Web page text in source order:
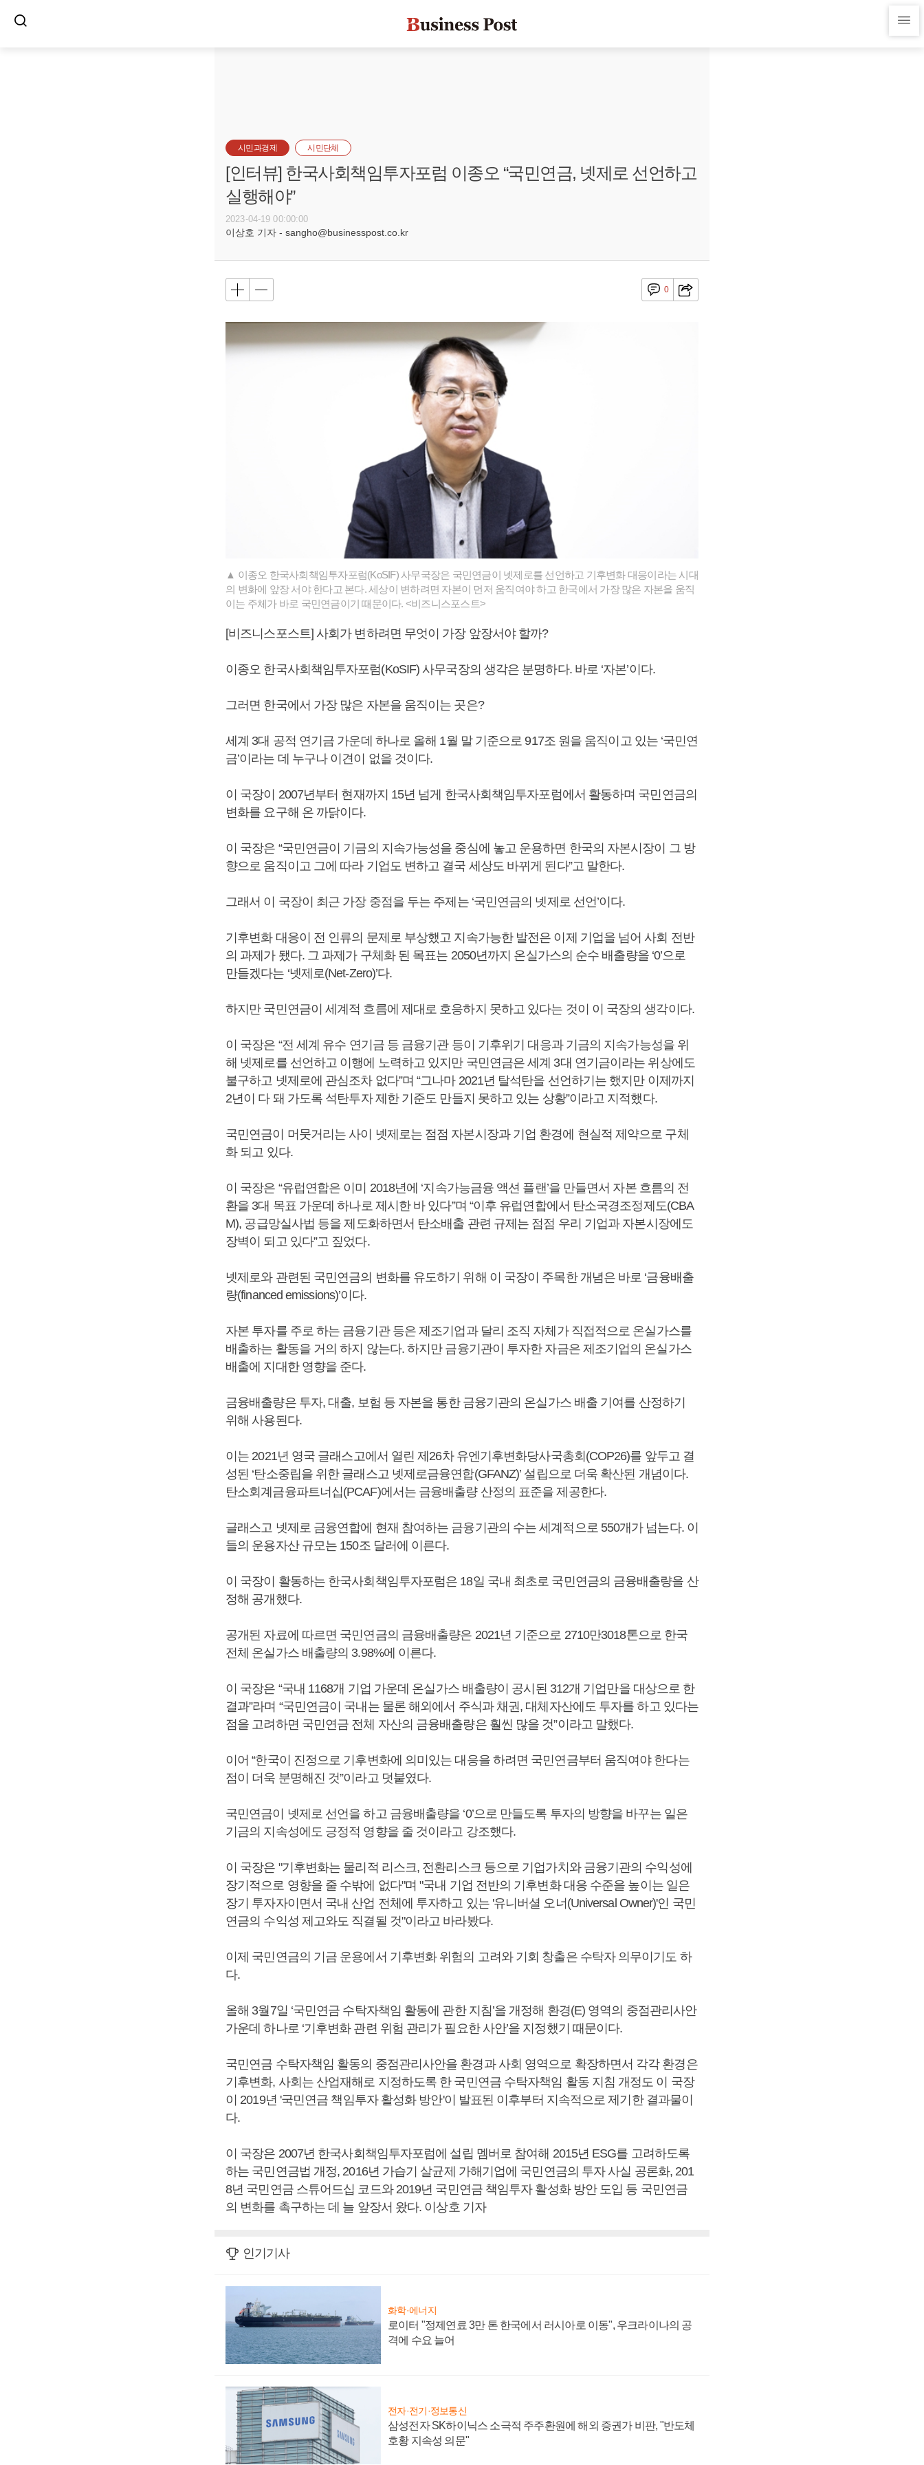
시민과경제 시민단체
[인터뷰] 한국사회책임투자포럼 이종오 “국민연금, 넷제로 선언하고
실행해야”
2023-04-19 00:00:00
이상호 기자 - sangho@businesspost.co.kr
0
▲ 이종오 한국사회책임투자포럼(KoSIF) 사무국장은 국민연금이 넷제로를 선언하고 기후변화 대응이라는 시대
의 변화에 앞장 서야 한다고 본다. 세상이 변하려면 자본이 먼저 움직여야 하고 한국에서 가장 많은 자본을 움직
이는 주체가 바로 국민연금이기 때문이다. <비즈니스포스트>
[비즈니스포스트] 사회가 변하려면 무엇이 가장 앞장서야 할까?
이종오 한국사회책임투자포럼(KoSIF) 사무국장의 생각은 분명하다. 바로 ‘자본’이다.
그러면 한국에서 가장 많은 자본을 움직이는 곳은?
세계 3대 공적 연기금 가운데 하나로 올해 1월 말 기준으로 917조 원을 움직이고 있는 ‘국민연
금’이라는 데 누구나 이견이 없을 것이다.
이 국장이 2007년부터 현재까지 15년 넘게 한국사회책임투자포럼에서 활동하며 국민연금의
변화를 요구해 온 까닭이다.
이 국장은 “국민연금이 기금의 지속가능성을 중심에 놓고 운용하면 한국의 자본시장이 그 방
향으로 움직이고 그에 따라 기업도 변하고 결국 세상도 바뀌게 된다”고 말한다.
그래서 이 국장이 최근 가장 중점을 두는 주제는 ‘국민연금의 넷제로 선언’이다.
기후변화 대응이 전 인류의 문제로 부상했고 지속가능한 발전은 이제 기업을 넘어 사회 전반
의 과제가 됐다. 그 과제가 구체화 된 목표는 2050년까지 온실가스의 순수 배출량을 ‘0’으로
만들겠다는 ‘넷제로(Net-Zero)’다.
하지만 국민연금이 세계적 흐름에 제대로 호응하지 못하고 있다는 것이 이 국장의 생각이다.
이 국장은 “전 세계 유수 연기금 등 금융기관 등이 기후위기 대응과 기금의 지속가능성을 위
해 넷제로를 선언하고 이행에 노력하고 있지만 국민연금은 세계 3대 연기금이라는 위상에도
불구하고 넷제로에 관심조차 없다”며 “그나마 2021년 탈석탄을 선언하기는 했지만 이제까지
2년이 다 돼 가도록 석탄투자 제한 기준도 만들지 못하고 있는 상황”이라고 지적했다.
국민연금이 머뭇거리는 사이 넷제로는 점점 자본시장과 기업 환경에 현실적 제약으로 구체
화 되고 있다.
이 국장은 “유럽연합은 이미 2018년에 ‘지속가능금융 액션 플랜’을 만들면서 자본 흐름의 전
환을 3대 목표 가운데 하나로 제시한 바 있다”며 “이후 유럽연합에서 탄소국경조정제도(CBA
M), 공급망실사법 등을 제도화하면서 탄소배출 관련 규제는 점점 우리 기업과 자본시장에도
장벽이 되고 있다”고 짚었다.
넷제로와 관련된 국민연금의 변화를 유도하기 위해 이 국장이 주목한 개념은 바로 ‘금융배출
량(financed emissions)’이다.
자본 투자를 주로 하는 금융기관 등은 제조기업과 달리 조직 자체가 직접적으로 온실가스를
배출하는 활동을 거의 하지 않는다. 하지만 금융기관이 투자한 자금은 제조기업의 온실가스
배출에 지대한 영향을 준다.
금융배출량은 투자, 대출, 보험 등 자본을 통한 금융기관의 온실가스 배출 기여를 산정하기
위해 사용된다.
이는 2021년 영국 글래스고에서 열린 제26차 유엔기후변화당사국총회(COP26)를 앞두고 결
성된 ‘탄소중립을 위한 글래스고 넷제로금융연합(GFANZ)’ 설립으로 더욱 확산된 개념이다.
탄소회계금융파트너십(PCAF)에서는 금융배출량 산정의 표준을 제공한다.
글래스고 넷제로 금융연합에 현재 참여하는 금융기관의 수는 세계적으로 550개가 넘는다. 이
들의 운용자산 규모는 150조 달러에 이른다.
이 국장이 활동하는 한국사회책임투자포럼은 18일 국내 최초로 국민연금의 금융배출량을 산
정해 공개했다.
공개된 자료에 따르면 국민연금의 금융배출량은 2021년 기준으로 2710만3018톤으로 한국
전체 온실가스 배출량의 3.98%에 이른다.
이 국장은 “국내 1168개 기업 가운데 온실가스 배출량이 공시된 312개 기업만을 대상으로 한
결과”라며 “국민연금이 국내는 물론 해외에서 주식과 채권, 대체자산에도 투자를 하고 있다는
점을 고려하면 국민연금 전체 자산의 금융배출량은 훨씬 많을 것”이라고 말했다.
이어 “한국이 진정으로 기후변화에 의미있는 대응을 하려면 국민연금부터 움직여야 한다는
점이 더욱 분명해진 것”이라고 덧붙였다.
국민연금이 넷제로 선언을 하고 금융배출량을 ‘0’으로 만들도록 투자의 방향을 바꾸는 일은
기금의 지속성에도 긍정적 영향을 줄 것이라고 강조했다.
이 국장은 "기후변화는 물리적 리스크, 전환리스크 등으로 기업가치와 금융기관의 수익성에
장기적으로 영향을 줄 수밖에 없다"며 "국내 기업 전반의 기후변화 대응 수준을 높이는 일은
장기 투자자이면서 국내 산업 전체에 투자하고 있는 '유니버셜 오너(Universal Owner)'인 국민
연금의 수익성 제고와도 직결될 것"이라고 바라봤다.
이제 국민연금의 기금 운용에서 기후변화 위험의 고려와 기회 창출은 수탁자 의무이기도 하
다.
올해 3월7일 ‘국민연금 수탁자책임 활동에 관한 지침’을 개정해 환경(E) 영역의 중점관리사안
가운데 하나로 ‘기후변화 관련 위험 관리가 필요한 사안’을 지정했기 때문이다.
국민연금 수탁자책임 활동의 중점관리사안을 환경과 사회 영역으로 확장하면서 각각 환경은
기후변화, 사회는 산업재해로 지정하도록 한 국민연금 수탁자책임 활동 지침 개정도 이 국장
이 2019년 '국민연금 책임투자 활성화 방안'이 발표된 이후부터 지속적으로 제기한 결과물이
다.
이 국장은 2007년 한국사회책임투자포럼에 설립 멤버로 참여해 2015년 ESG를 고려하도록
하는 국민연금법 개정, 2016년 가습기 살균제 가해기업에 국민연금의 투자 사실 공론화, 201
8년 국민연금 스튜어드십 코드와 2019년 국민연금 책임투자 활성화 방안 도입 등 국민연금
의 변화를 촉구하는 데 늘 앞장서 왔다. 이상호 기자
인기기사
화학·에너지
로이터 "정제연료 3만 톤 한국에서 러시아로 이동", 우크라이나의 공
격에 수요 늘어
전자·전기·정보통신
삼성전자 SK하이닉스 소극적 주주환원에 해외 증권가 비판, "반도체
호황 지속성 의문"